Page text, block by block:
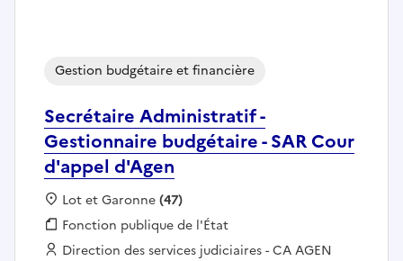
Secrétaire Administratif -
Gestionnaire budgétaire - SAR Cour
d'appel d'Agen
Gestion budgétaire et financière
Localisation :
Lot et Garonne(47)
Fonction publique :
Fonction publique de l'État
Employeur :
Direction des services judiciaires - CA AGEN